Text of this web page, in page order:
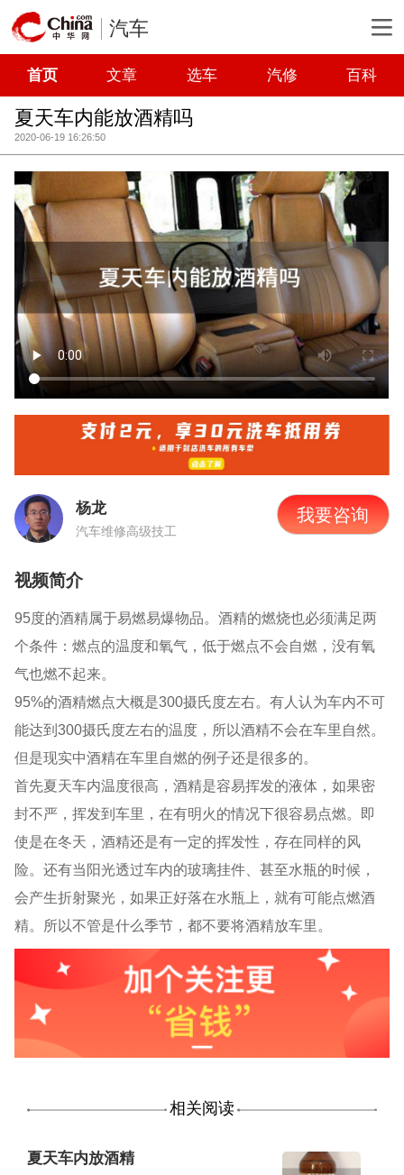
汽车
首页 文章 选车 汽修 百科
夏天车内能放酒精吗
2020-06-19 16:26:50
杨龙
汽车维修高级技工
我要咨询
视频简介
95度的酒精属于易燃易爆物品。酒精的燃烧也必须满足两
个条件：燃点的温度和氧气，低于燃点不会自燃，没有氧
气也燃不起来。
95%的酒精燃点大概是300摄氏度左右。有人认为车内不可
能达到300摄氏度左右的温度，所以酒精不会在车里自然。
但是现实中酒精在车里自燃的例子还是很多的。
首先夏天车内温度很高，酒精是容易挥发的液体，如果密
封不严，挥发到车里，在有明火的情况下很容易点燃。即
使是在冬天，酒精还是有一定的挥发性，存在同样的风
险。还有当阳光透过车内的玻璃挂件、甚至水瓶的时候，
会产生折射聚光，如果正好落在水瓶上，就有可能点燃酒
精。所以不管是什么季节，都不要将酒精放车里。
相关阅读
夏天车内放酒精